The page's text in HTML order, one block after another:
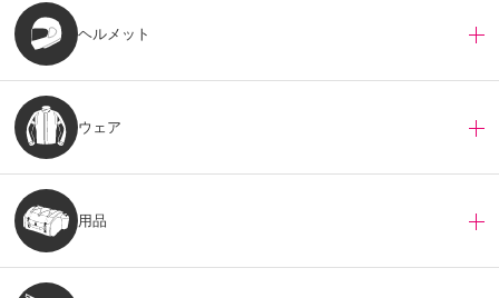
ヘルメット
ウェア
用品